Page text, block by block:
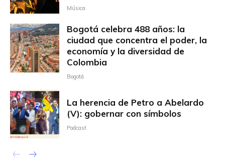
Música
Bogotá celebra 488 años: la
ciudad que concentra el poder, la
economía y la diversidad de
Colombia
Bogotá
La herencia de Petro a Abelardo
(V): gobernar con símbolos
Podcast